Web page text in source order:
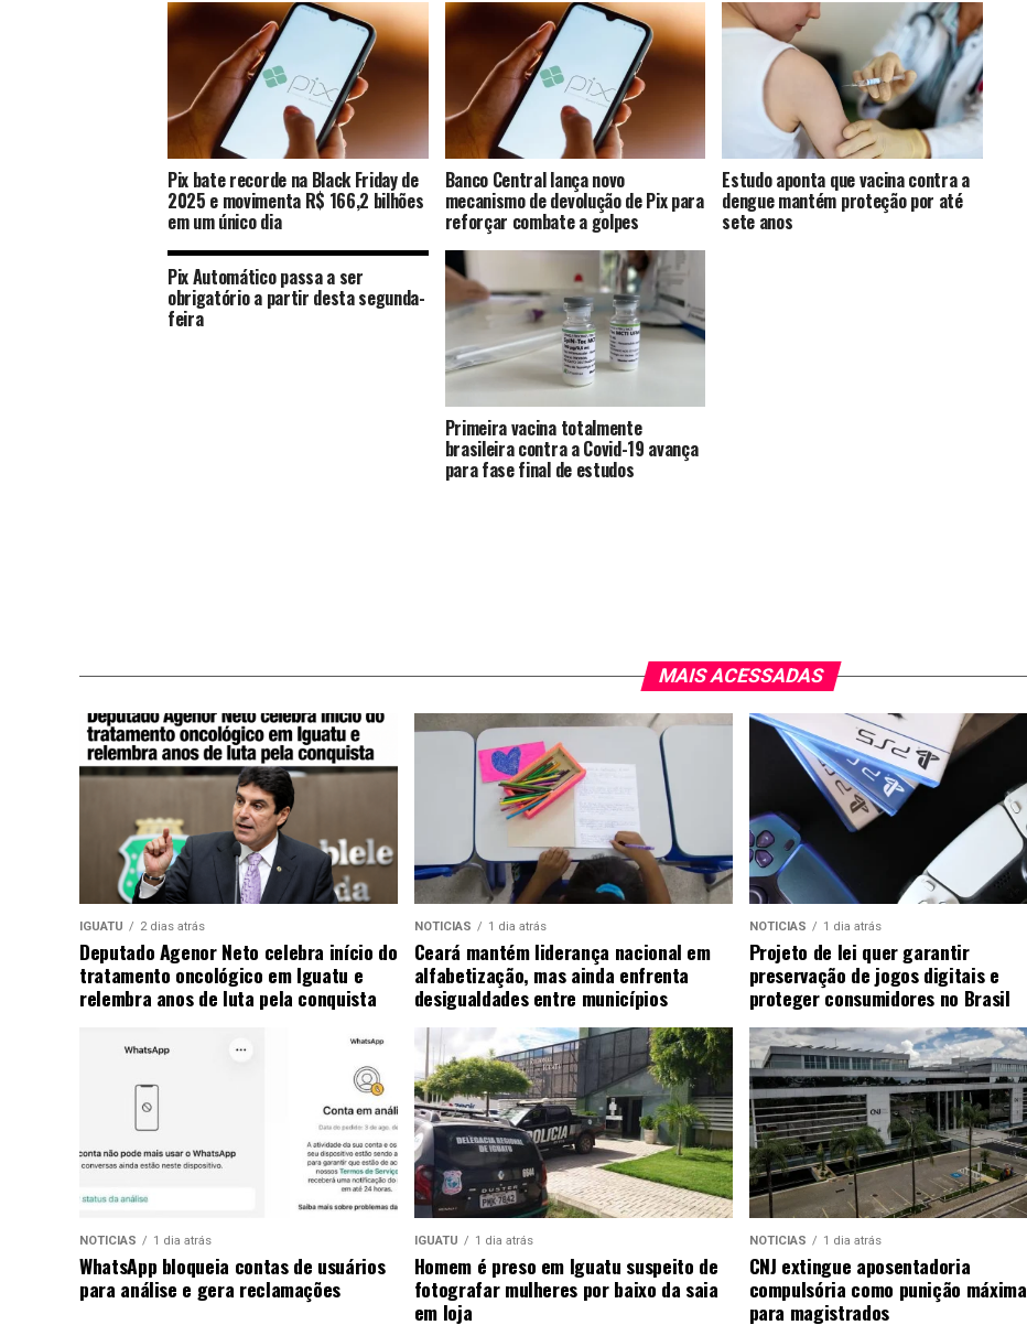
Pix bate recorde na Black Friday de
2025 e movimenta R$ 166,2 bilhões
em um único dia
Banco Central lança novo
mecanismo de devolução de Pix para
reforçar combate a golpes
Estudo aponta que vacina contra a
dengue mantém proteção por até
sete anos
Pix Automático passa a ser
obrigatório a partir desta segunda-
feira
Primeira vacina totalmente
brasileira contra a Covid-19 avança
para fase final de estudos
MAIS ACESSADAS
IGUATU 2 dias atrás
Deputado Agenor Neto celebra início do
tratamento oncológico em Iguatu e
relembra anos de luta pela conquista
NOTICIAS 1 dia atrás
Ceará mantém liderança nacional em
alfabetização, mas ainda enfrenta
desigualdades entre municípios
NOTICIAS 1 dia atrás
Projeto de lei quer garantir
preservação de jogos digitais e
proteger consumidores no Brasil
NOTICIAS 1 dia atrás
WhatsApp bloqueia contas de usuários
para análise e gera reclamações
IGUATU 1 dia atrás
Homem é preso em Iguatu suspeito de
fotografar mulheres por baixo da saia
em loja
NOTICIAS 1 dia atrás
CNJ extingue aposentadoria
compulsória como punição máxima
para magistrados